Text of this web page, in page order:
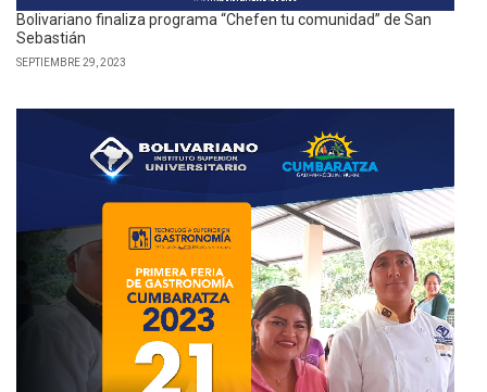
Bolivariano finaliza programa “Chefen tu comunidad” de San
Sebastián
SEPTIEMBRE 29, 2023